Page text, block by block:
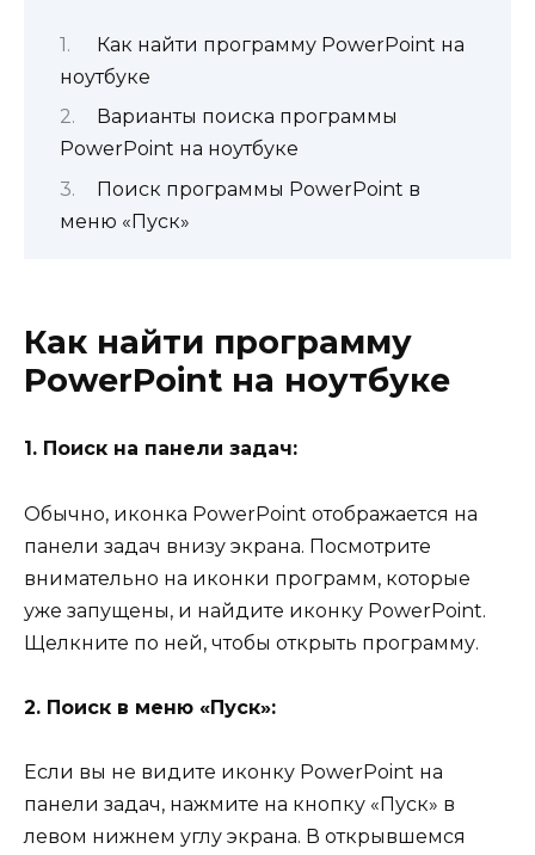
Как найти программу PowerPoint на
ноутбуке
Варианты поиска программы
PowerPoint на ноутбуке
Поиск программы PowerPoint в
меню «Пуск»
Как найти программу
PowerPoint на ноутбуке
1. Поиск на панели задач:
Обычно, иконка PowerPoint отображается на
панели задач внизу экрана. Посмотрите
внимательно на иконки программ, которые
уже запущены, и найдите иконку PowerPoint.
Щелкните по ней, чтобы открыть программу.
2. Поиск в меню «Пуск»:
Если вы не видите иконку PowerPoint на
панели задач, нажмите на кнопку «Пуск» в
левом нижнем углу экрана. В открывшемся